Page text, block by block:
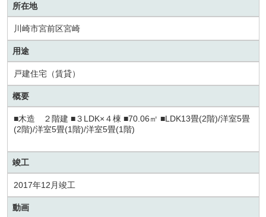
所在地
川崎市宮前区宮崎
用途
戸建住宅（賃貸）
概要
■木造 ２階建 ■３LDK×４棟 ■70.06㎡ ■LDK13畳(2階)/洋室5畳
(2階)/洋室5畳(1階)/洋室5畳(1階)
竣工
2017年12月竣工
動画